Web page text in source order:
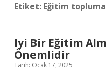
Etiket: Eğitim topluma
Iyi Bir Eğitim
Önemlidir
Tarih: Ocak 17, 2025